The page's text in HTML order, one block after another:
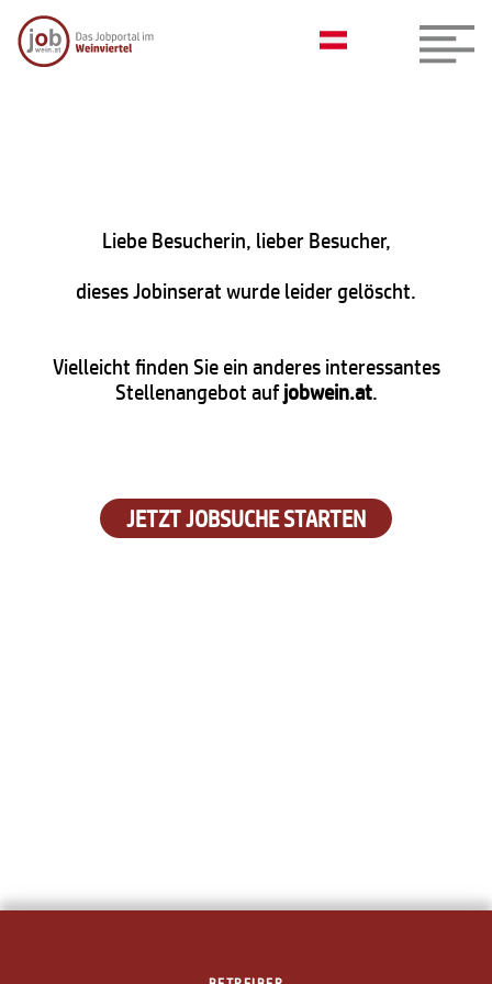
Liebe Besucherin, lieber Besucher,
dieses Jobinserat wurde leider gelöscht.
Vielleicht finden Sie ein anderes interessantes
Stellenangebot aufjobwein.at.
JETZT JOBSUCHE STARTEN